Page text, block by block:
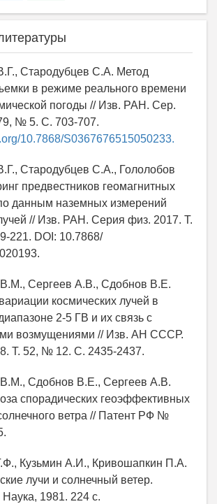
Стародубцев С.А. Метод
в режиме реального времени
погоды // Изв. РАН. Сер.
№ 5. С. 703-707.
10.7868/S0367676515050233.
Стародубцев С.А., Гололобов
предвестников геомагнитных
данным наземных измерений
// Изв. РАН. Серия физ. 2017. Т.
221. DOI: 10.7868/
Сергеев А.В., Сдобнов В.Е.
космических лучей в
2-5 ГВ и их связь с
возмущениями // Изв. АН СССР.
Т. 52, № 12. С. 2435-2437.
Сдобнов В.Е., Сергеев А.В.
спорадических геоэффективных
ветра // Патент РФ №
Кузьмин А.И., Кривошапкин П.А.
лучи и солнечный ветер.
1981. 224 с.